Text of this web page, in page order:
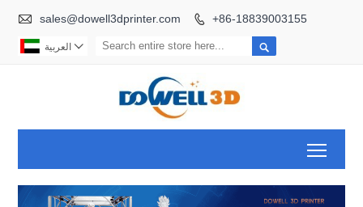
 sales@dowell3dprinter.com  +86-18839003155
 العربية 